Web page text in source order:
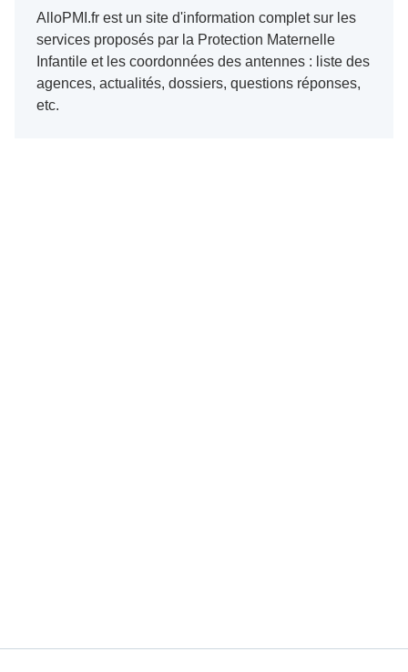
AlloPMI.fr est un site d'information complet sur les
services proposés par la Protection Maternelle
Infantile et les coordonnées des antennes : liste des
agences, actualités, dossiers, questions réponses,
etc.